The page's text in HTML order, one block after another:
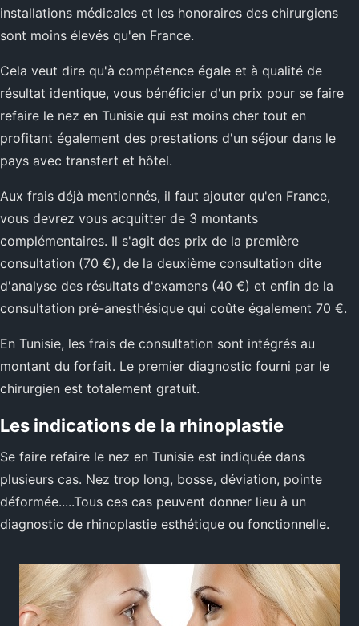
installations médicales et les honoraires des chirurgiens
sont moins élevés qu'en France.
Cela veut dire qu'à compétence égale et à qualité de
résultat identique, vous bénéficier d'un prix pour se faire
refaire le nez en Tunisie qui est moins cher tout en
profitant également des prestations d'un séjour dans le
pays avec transfert et hôtel.
Aux frais déjà mentionnés, il faut ajouter qu'en France,
vous devrez vous acquitter de 3 montants
complémentaires. Il s'agit des prix de la première
consultation (70 €), de la deuxième consultation dite
d'analyse des résultats d'examens (40 €) et enfin de la
consultation pré-anesthésique qui coûte également 70 €.
En Tunisie, les frais de consultation sont intégrés au
montant du forfait. Le premier diagnostic fourni par le
chirurgien est totalement gratuit.
Les indications de la rhinoplastie
Se faire refaire le nez en Tunisie est indiquée dans
plusieurs cas. Nez trop long, bosse, déviation, pointe
déformée.....Tous ces cas peuvent donner lieu à un
diagnostic de rhinoplastie esthétique ou fonctionnelle.